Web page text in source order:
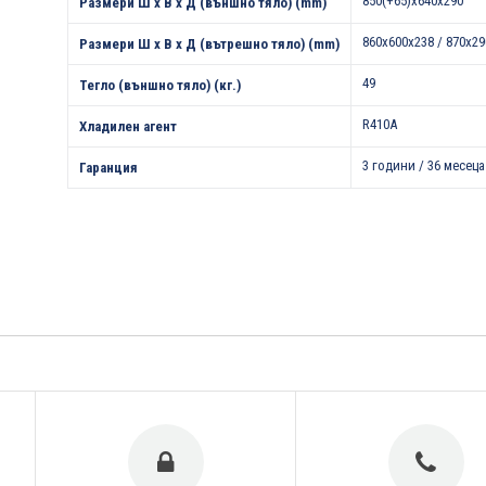
Размери Ш х В х Д (вътрешно тяло) (mm) 860x600x238 /
Тегло (външно тяло) (кг.) 49
Хладилен агент R410A
Гаранция 3 години / 36 месеца